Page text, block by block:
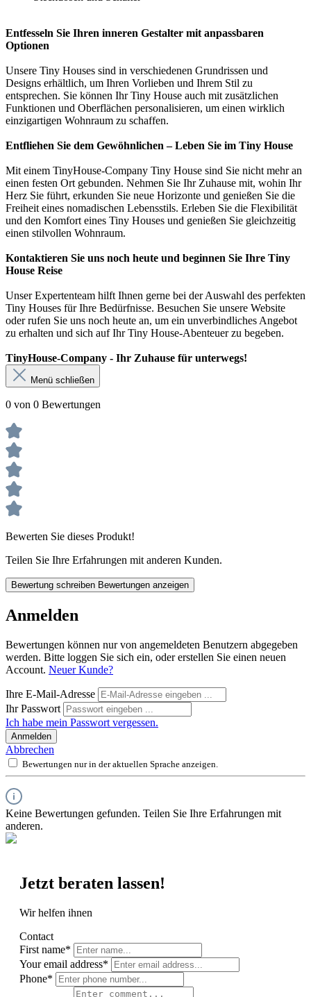
Entfesseln Sie Ihren inneren Gestalter mit anpassbaren
Optionen
Unsere Tiny Houses sind in verschiedenen Grundrissen und
Designs erhältlich, um Ihren Vorlieben und Ihrem Stil zu
entsprechen. Sie können Ihr Tiny House auch mit zusätzlichen
Funktionen und Oberflächen personalisieren, um einen wirklich
einzigartigen Wohnraum zu schaffen.
Entfliehen Sie dem Gewöhnlichen – Leben Sie im Tiny House
Mit einem TinyHouse-Company Tiny House sind Sie nicht mehr an
einen festen Ort gebunden. Nehmen Sie Ihr Zuhause mit, wohin Ihr
Herz Sie führt, erkunden Sie neue Horizonte und genießen Sie die
Freiheit eines nomadischen Lebensstils. Erleben Sie die Flexibilität
und den Komfort eines Tiny Houses und genießen Sie gleichzeitig
einen stilvollen Wohnraum.
Kontaktieren Sie uns noch heute und beginnen Sie Ihre Tiny
House Reise
Unser Expertenteam hilft Ihnen gerne bei der Auswahl des perfekten
Tiny Houses für Ihre Bedürfnisse. Besuchen Sie unsere Website
oder rufen Sie uns noch heute an, um ein unverbindliches Angebot
zu erhalten und sich auf Ihr Tiny House-Abenteuer zu begeben.
TinyHouse-Company - Ihr Zuhause für unterwegs!
Menü schließen
0 von 0 Bewertungen
Bewerten Sie dieses Produkt!
Teilen Sie Ihre Erfahrungen mit anderen Kunden.
Bewertung schreiben Bewertungen anzeigen
Anmelden
Bewertungen können nur von angemeldeten Benutzern abgegeben
werden. Bitte loggen Sie sich ein, oder erstellen Sie einen neuen
Account. Neuer Kunde?
Ihre E-Mail-Adresse
Ihr Passwort
Ich habe mein Passwort vergessen.
Anmelden
Abbrechen
Bewertungen nur in der aktuellen Sprache anzeigen.
Keine Bewertungen gefunden. Teilen Sie Ihre Erfahrungen mit
anderen.
Jetzt beraten lassen!
Wir helfen ihnen
Contact
First name*
Your email address*
Phone*